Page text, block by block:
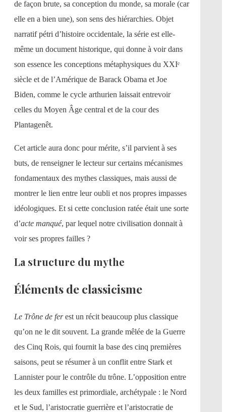
de façon brute, sa conception du monde, sa morale (car
elle en a bien une), son sens des hiérarchies. Objet
narratif pétri d’histoire occidentale, la série est elle-
même un document historique, qui donne à voir dans
son essence les conceptions métaphysiques du XXIᵉ
siècle et de l’Amérique de Barack Obama et Joe
Biden, comme le cycle arthurien laissait entrevoir
celles du Moyen Âge central et de la cour des
Plantagenêt.
Cet article aura donc pour mérite, s’il parvient à ses
buts, de renseigner le lecteur sur certains mécanismes
fondamentaux des mythes classiques, mais aussi de
montrer le lien entre leur oubli et nos propres impasses
idéologiques. Et si cette conclusion ratée était une sorte
d’acte manqué, par lequel notre civilisation donnait à
voir ses propres failles ?
La structure du mythe
Éléments de classicisme
Le Trône de ferest un récit beaucoup plus classique
qu’on ne le dit souvent. La grande mêlée de la Guerre
des Cinq Rois, qui fournit la base des cinq premières
saisons, peut se résumer à un conflit entre Stark et
Lannister pour le contrôle du trône. L’opposition entre
les deux familles est primordiale, archétypale : le Nord
et le Sud, l’aristocratie guerrière et l’aristocratie de